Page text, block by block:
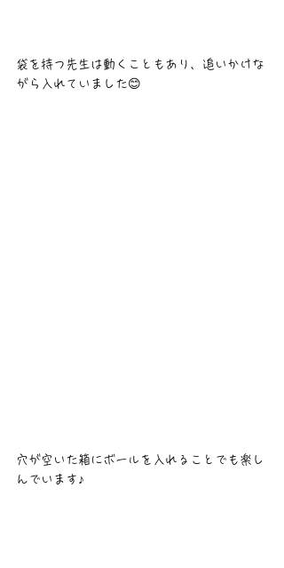
袋を持つ先生は動くこともあり、追いかけな
がら入れていました😊
穴が空いた箱にボールを入れることでも楽し
んでいます♪